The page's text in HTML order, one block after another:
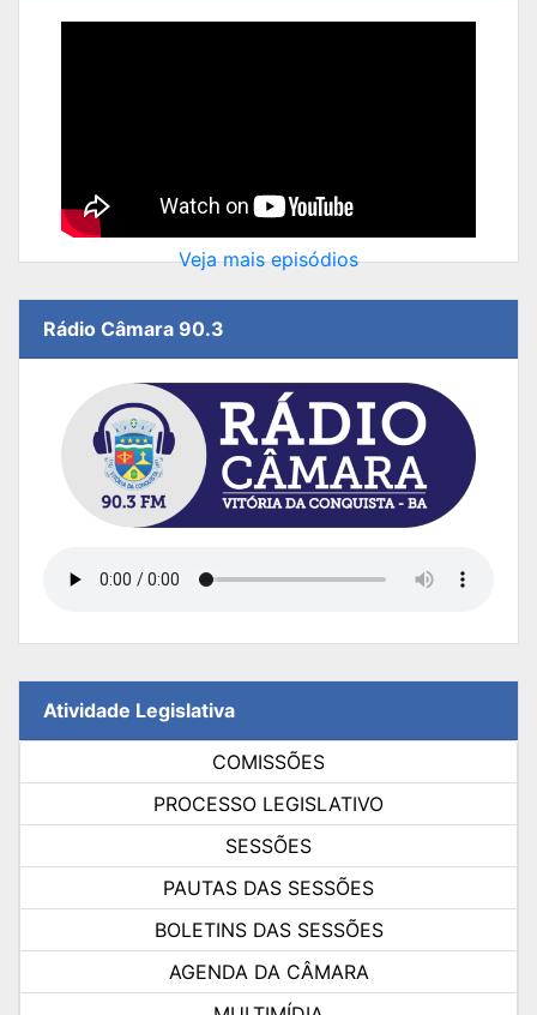
Veja mais episódios
Rádio Câmara 90.3
Atividade Legislativa
COMISSÕES
PROCESSO LEGISLATIVO
SESSÕES
PAUTAS DAS SESSÕES
BOLETINS DAS SESSÕES
AGENDA DA CÂMARA